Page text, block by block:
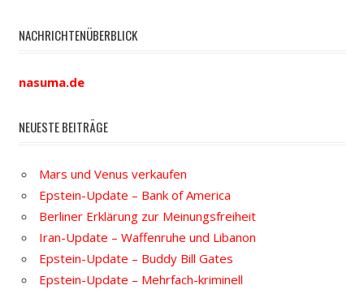
NACHRICHTENÜBERBLICK
nasuma.de
NEUESTE BEITRÄGE
Mars und Venus verkaufen
Epstein-Update – Bank of America
Berliner Erklärung zur Meinungsfreiheit
Iran-Update – Waffenruhe und Libanon
Epstein-Update – Buddy Bill Gates
Epstein-Update – Mehrfach-kriminell